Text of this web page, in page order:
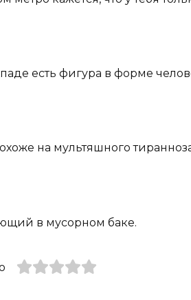
есть фигура в форме
на мультяшного
в мусорном баке.